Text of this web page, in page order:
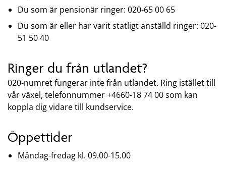
Du som är pensionär ringer: 020-65 00 65
Du som är eller har varit statligt anställd ringer: 020-
51 50 40
Ringer du från utlandet?
020-numret fungerar inte från utlandet. Ring istället till
vår växel, telefonnummer +4660-18 74 00 som kan
koppla dig vidare till kundservice.
Öppettider
Måndag-fredag kl. 09.00-15.00